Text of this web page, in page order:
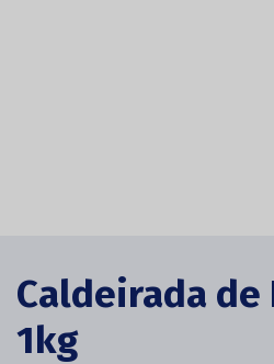
Caldeirada de
1kg